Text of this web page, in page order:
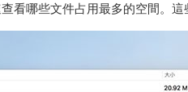
看哪些文件占用最多的空間。這